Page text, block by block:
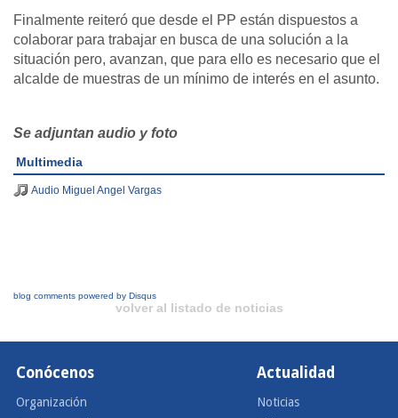
Finalmente reiteró que desde el PP están dispuestos a
colaborar para trabajar en busca de una solución a la
situación pero, avanzan, que para ello es necesario que el
alcalde de muestras de un mínimo de interés en el asunto.
Se adjuntan audio y foto
Multimedia
Audio Miguel Angel Vargas
blog comments powered by Disqus
volver al listado de noticias
Conócenos
Organización
Actualidad
Noticias